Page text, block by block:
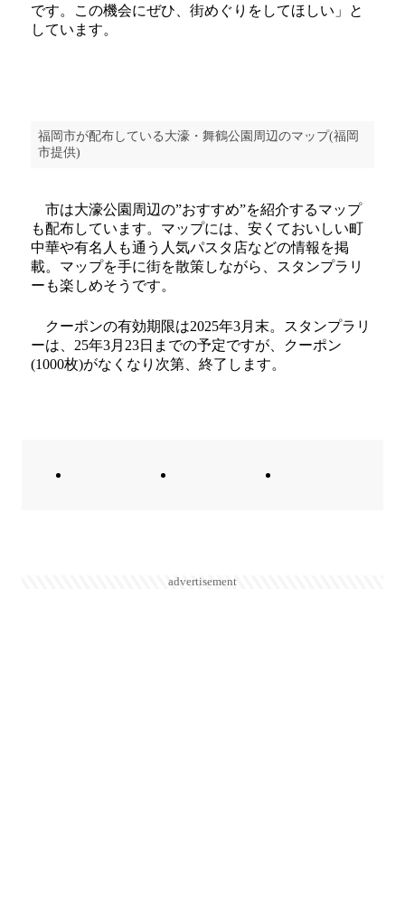
です。この機会にぜひ、街めぐりをしてほしい」と
しています。
福岡市が配布している大濠・舞鶴公園周辺のマップ(福岡
市提供)
市は大濠公園周辺の”おすすめ”を紹介するマップ
も配布しています。マップには、安くておいしい町
中華や有名人も通う人気パスタ店などの情報を掲
載。マップを手に街を散策しながら、スタンプラリ
ーも楽しめそうです。
クーポンの有効期限は2025年3月末。スタンプラリ
ーは、25年3月23日までの予定ですが、クーポン
(1000枚)がなくなり次第、終了します。
advertisement